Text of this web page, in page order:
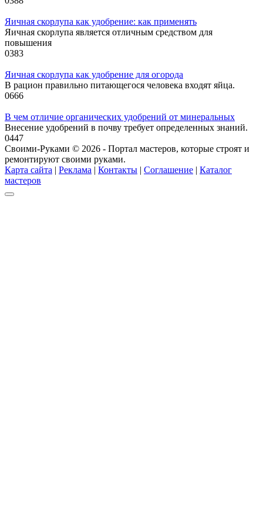
Яичная скорлупа как удобрение: как применять
Яичная скорлупа является отличным средством для
повышения
0383
Яичная скорлупа как удобрение для огорода
В рацион правильно питающегося человека входят яйца.
0666
В чем отличие органических удобрений от минеральных
Внесение удобрений в почву требует определенных знаний.
0447
Своими-Руками © 2026 - Портал мастеров, которые строят и
ремонтируют своими руками.
Карта сайта | Реклама | Контакты | Соглашение | Каталог
мастеров